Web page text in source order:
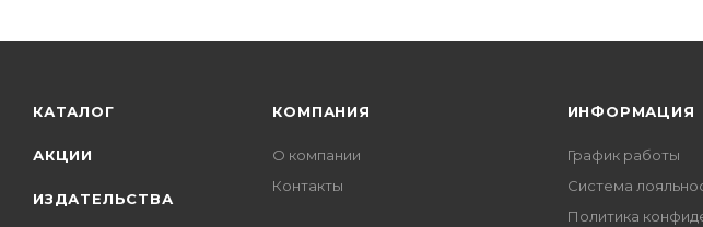
КАТАЛОГ
АКЦИИ
ИЗДАТЕЛЬСТВА
КОМПАНИЯ
О компании
Контакты
ИНФОРМАЦИЯ
График работы
Система
Политика